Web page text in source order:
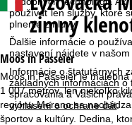
používať len služby, ktoré
plnenie zmluvy.
Ďalšie informácie o
nastavení nájdete v
Informácie o štatutárnych
základných informáciácho
spracovania a Vašich
vyhlásení o ochrane dát.
a
v
n
á
zimný
Moos in Passeier
Moos in Passeier je
1 007 metrov, len niekoľko
regiónu Merano sa
športov a kultúry. Dedina,